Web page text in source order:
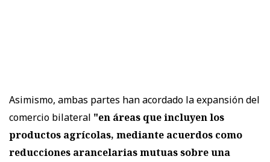
Asimismo, ambas partes han acordado la expansión del
comercio bilateral "en áreas que incluyen los
productos agrícolas, mediante acuerdos como
reducciones arancelarias mutuas sobre una